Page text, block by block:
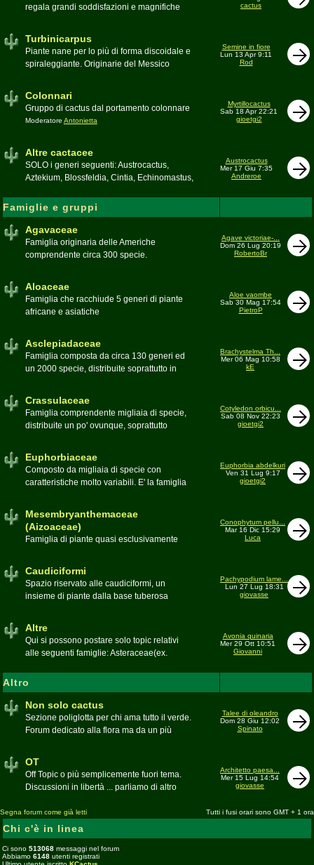
regala grandi soddisfazioni e magnifiche
cactus
Turbinicarpus
Piante nane per lo più di forma discoidale e
spiraleggiante. Originarie del Messico
Semine in fiore
Lun 13 Apr 9:11
Rod
Colonnari
Gruppo di cactus dal portamento colonnare
Moderatore Antonietta
Myrtillocactus
Sab 18 Apr 22:21
gioetgi2
Altre cactacee
SOLO i generi seguenti: Austrocactus,
Aztekium, Blossfeldia, Cintia, Echinomastus,
Geohintonia, Obregonia, Oroya,
Ortegocactus, Pediocactus, Pelecyphora,
Pereskia, Sclerocactus, Strombocactus ,
Toumeya, Uebelmannia, Yavia. Sottotribù:
Hylocereinae (Aporocactus, Epiphyllum,
Austrocactus
Mer 17 Giu 7:35
Andreroe
Famiglie e gruppi
Agavaceae
Famiglia originaria delle Americhe
comprendente circa 300 specie.
generi:Agave, Beschorneria, Furcraea,
Hesperaloë, Littaea, Manfreda, Polianthes,
Agave victoriae-...
Dom 26 Lug 20:19
RobertoBr
Aloaceae
Famiglia che racchiude 5 generi di piante
africane e asiatiche
Aloe vaombe
Sab 30 Mag 17:54
PietroP
Asclepiadaceae
Famiglia composta da circa 130 generi ed
un 2000 specie, distribuite soprattutto in
Brachystelma Th...
Mer 06 Mag 10:58
kE
Crassulaceae
Famiglia comprendente migliaia di specie,
distribuite un po' ovunque, soprattutto
Cotyledon orbicu...
Sab 08 Nov 22:23
gioetgi2
Euphorbiaceae
Composto da migliaia di specie con
caratteristiche molto variabili. E' la famiglia
popolazioni anche nel nostro paese
Moderatorebeppe58
Euphorbia abdelkuri
Ven 31 Lug 9:17
gioetgi2
Mesembryanthemaceae
(Aizoaceae)
Famiglia di piante quasi esclusivamente
appartenenti alla famiglia
Conophytum pellu...
Mar 16 Dic 15:29
Luca
Caudiciformi
Spazio riservato alle caudiciformi, un
insieme di piante dalla base tuberosa
Pachypodium lame...
Lun 27 Lug 18:31
giovasse
Altre
Qui si possono postare solo topic relativi
alle seguenti famiglie: Asteraceae(ex.
Sansevieria; Lamiaceae (ex. Labiatae) gen.
Coleus e Plectranthus; Peperomiaceae gen.
Peperomia (solo specie succulente);
Geraniaceae gen. Pelargonium, Monsonia
Talinum, Portulacaria
Avonia quinaria
Mer 29 Ott 10:51
Giovanni
Altro
Non solo cactus
Sezione poliglotta per chi ama tutto il verde.
Forum dedicato alla flora ma da un più
Talee di oleandro
Dom 28 Giu 12:02
Spinato
OT
Off Topic o più semplicemente fuori tema.
Discussioni in libertà ... parliamo di altro
Architetto paesa...
Mer 15 Lug 14:54
giovasse
Segna forum come già letti Tutti i fusi orari sono GMT + 1 ora
Chi c'è in linea
Ci sono 513068 messaggi nel forum
Abbiamo 6148 utenti registrati